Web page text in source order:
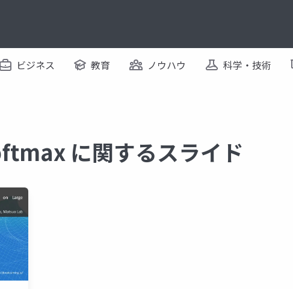
ビジネス 教育 ノウハウ 科学・技術
に関するスライド